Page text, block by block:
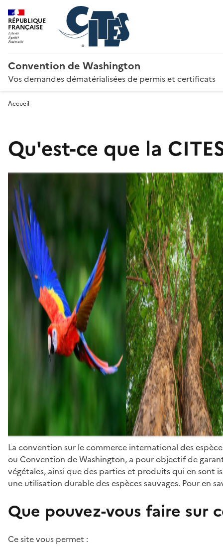
RÉPUBLIQUE
FRANÇAISE
Convention de Washington
Vos demandes dématérialisées de permis et certificats
Accueil
Qu'est-ce que la
La convention sur le commerce international des
ou Convention de Washington, a pour objectif de
végétales, ainsi que des parties et produits qui en sont
une utilisation durable des espèces sauvages. Pour en
Que pouvez-vous faire sur
Ce site vous permet :